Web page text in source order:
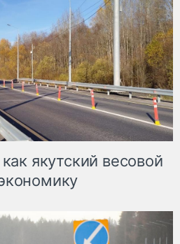
якутский весовой